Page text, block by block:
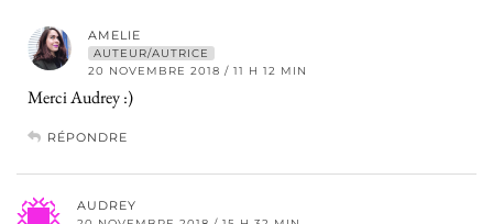
AMELIE
AUTEUR/AUTRICE
20 NOVEMBRE 2018 / 11 H 12 MIN
Merci Audrey :)
RÉPONDRE
AUDREY